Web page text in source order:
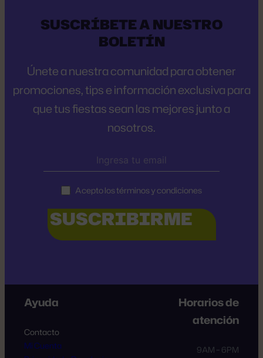
SUSCRÍBETE A NUESTRO
BOLETÍN
Únete a nuestra comunidad para obtener
promociones, tips e información exclusiva para
que tus fiestas sean las mejores junto a
nosotros.
Acepto los términos y condiciones
Ayuda
Contacto
Mi Cuenta
Horarios de
atención
9AM – 6PM